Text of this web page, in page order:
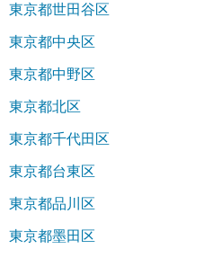
東京都世田谷区
東京都中央区
東京都中野区
東京都北区
東京都千代田区
東京都台東区
東京都品川区
東京都墨田区